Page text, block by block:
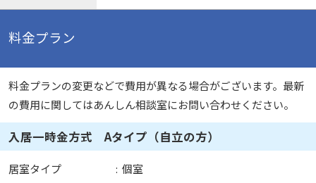
料金プラン
料金プランの変更などで費用が異なる場合がございます。最新
の費用に関してはあんしん相談室にお問い合わせください。
入居一時金方式 Aタイプ（自立の方）
居室タイプ : 個室